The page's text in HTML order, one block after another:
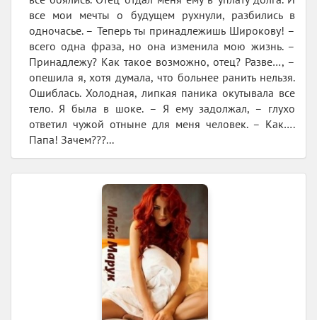
все мои мечты о будущем рухнули, разбились в
одночасье. – Теперь ты принадлежишь Широкову! –
всего одна фраза, но она изменила мою жизнь. –
Принадлежу? Как такое возможно, отец? Разве…, –
опешила я, хотя думала, что больнее ранить нельзя.
Ошиблась. Холодная, липкая паника окутывала все
тело. Я была в шоке. – Я ему задолжал, – глухо
ответил чужой отныне для меня человек. – Как….
Папа! Зачем???...